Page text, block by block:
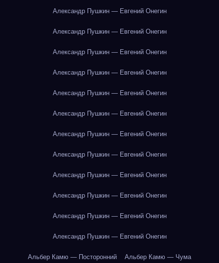
Александр Пушкин — Евгений Онегин
Александр Пушкин — Евгений Онегин
Александр Пушкин — Евгений Онегин
Александр Пушкин — Евгений Онегин
Александр Пушкин — Евгений Онегин
Александр Пушкин — Евгений Онегин
Александр Пушкин — Евгений Онегин
Александр Пушкин — Евгений Онегин
Александр Пушкин — Евгений Онегин
Александр Пушкин — Евгений Онегин
Александр Пушкин — Евгений Онегин
Александр Пушкин — Евгений Онегин
Альбер Камю — Посторонний Альбер Камю — Чума